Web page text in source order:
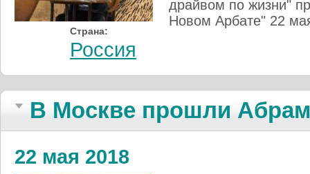
драйвом по жизни"
Новом Арбате" 22
Страна:
Россия
В Москве прошли
22 мая 2018